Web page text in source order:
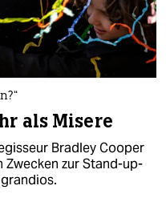
als Misere
Bradley Cooper
Zwecken zur Stand-up-